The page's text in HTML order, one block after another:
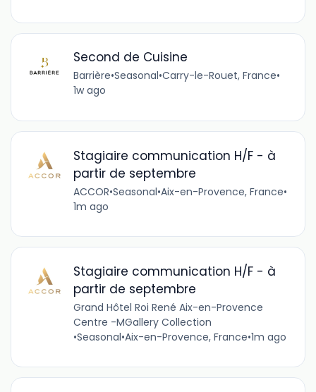
Second de Cuisine
Barrière•Seasonal•Carry-le-Rouet, France•
1w ago
Stagiaire communication H/F - à
partir de septembre
ACCOR•Seasonal•Aix-en-Provence, France•
1m ago
Stagiaire communication H/F - à
partir de septembre
Grand Hôtel Roi René Aix-en-Provence
Centre -MGallery Collection
•Seasonal•Aix-en-Provence, France•1m ago